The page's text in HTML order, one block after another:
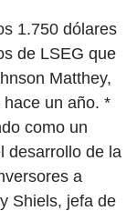
1.750 dólares
de LSEG que
Matthey,
un año. *
como un
desarrollo de la
a
Shiels, jefa de